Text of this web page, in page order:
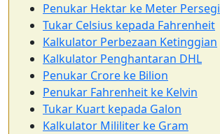
Penukar Hektar ke Meter Persegi
Tukar Celsius kepada Fahrenheit
Kalkulator Perbezaan Ketinggian
Kalkulator Penghantaran DHL
Penukar Crore ke Bilion
Penukar Fahrenheit ke Kelvin
Tukar Kuart kepada Galon
Kalkulator Mililiter ke Gram